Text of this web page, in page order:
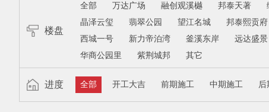
楼盘
全部 万达广场 融创观溪樾 邦泰天著
晶泽云玺
翡翠公园 望江名城 邦泰熙贡府
西城一号
新力帝泊湾 釜溪东岸 远达盛景
华商公园里
紫荆城邦 其它
进度 全部 开工大吉 前期施工 中期施工 后